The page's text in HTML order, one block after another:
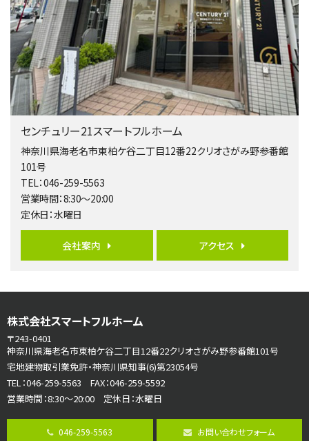
5,480万円
4ＬＤＫ
相模大野駅
バ9分・歩4分
２０１５年６月築、積水ハウス施工住宅です。 南東…
第5位
3,680万円
バ19分・ 歩8分
開放感があり日当たり良好な南西・北西角地区画。 …
第6位
4ＳＬＤＫ
海老名駅
さがみ野駅
歩17分
ご家族が集まるLDKは１７．５帖とゆとりある広さ…
第8位
3,598万円
4ＬＤＫ
センチュリー21スマートフルホーム
神奈川県海老名市東柏ケ谷二丁目12番22クリオさがみ野参番館
101号
TEL：046-259-5563
営業時間：8:30～20:00
定休日：水曜日
会社案内 アクセス
株式会社スマートフルホーム
〒243-0401
神奈川県海老名市東柏ケ谷二丁目12番22クリオさがみ野参番館101号
宅地建物取引業免許・神奈川県知事(6)第23054号
TEL：046-259-5563 FAX：046-259-5592
営業時間：8:30～20:00 定休日：水曜日
046-259-5563 お問い合わせフォーム